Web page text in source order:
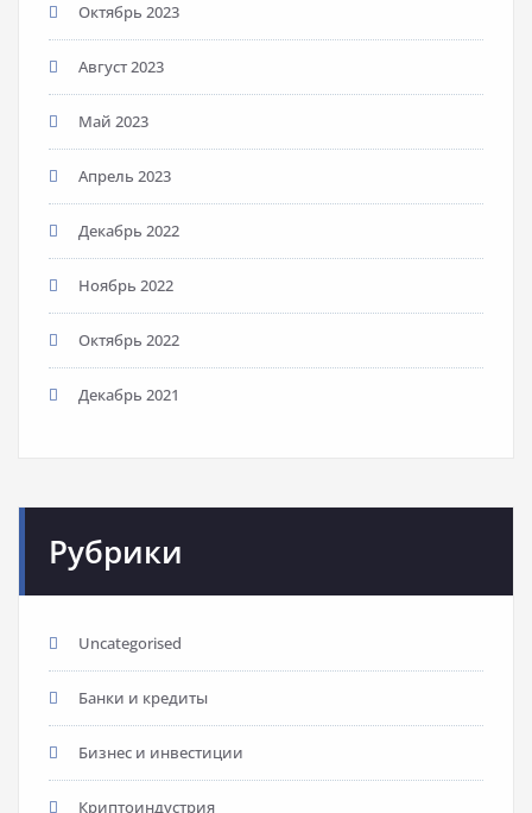
Октябрь 2023
Август 2023
Май 2023
Апрель 2023
Декабрь 2022
Ноябрь 2022
Октябрь 2022
Декабрь 2021
Рубрики
Uncategorised
Банки и кредиты
Бизнес и инвестиции
Криптоиндустрия